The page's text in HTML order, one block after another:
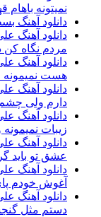
نمیتونه باهام
دانلود آهنگ
دانلود آهنگ
مردم نگاه كن
دانلود آهنگ
هست
دانلود آهنگ
دارم ولی
دانلود آهنگ
زيبات
دانلود آهنگ
عشق تو باید
دانلود آهنگ
آغوش خودم
دانلود آهنگ
دستم مثل